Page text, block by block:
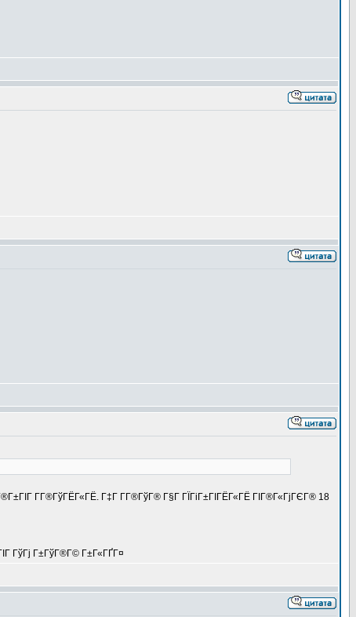
Г­Г®ГўГЁГ«ГЁ. Г‡Г Г­Г®ГўГ® Г§Г ГЇГіГ±ГІГЁГ«ГЁ ГІГ®Г«ГјГЄГ® 18
ГўГј Г±ГўГ®Г© Г±Г«ГҐГ¤